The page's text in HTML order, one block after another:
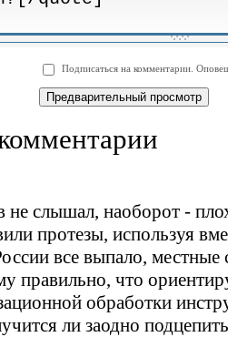
-
-
-
-
-
Подписаться на комментарии.
слышал, наоборот -
протезы, используя
все выпало, местные
правильно, что
обработки
ли заодно подцепить